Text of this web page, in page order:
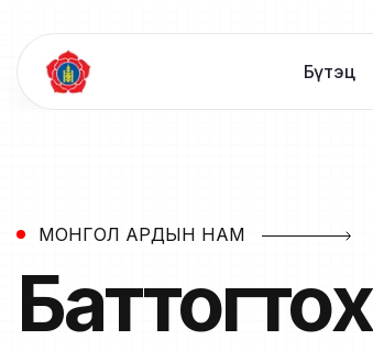
Бүтэц
МОНГОЛ АРДЫН НАМ
Баттогтох